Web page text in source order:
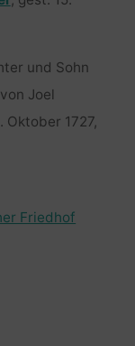
und Sohn
Joel
Oktober 1727,
Friedhof